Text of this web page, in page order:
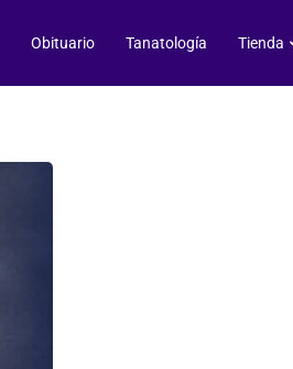
Obituario Tanatología Tienda